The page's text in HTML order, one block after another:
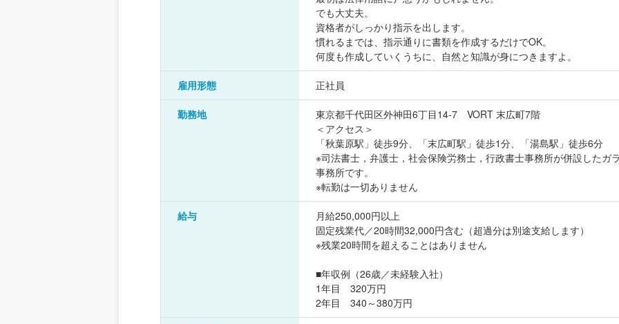
でも大丈夫。
資格者がしっかり指示を出します。
慣れるまでは、指示通りに書類を作成するだけでOK。
何度も作成していくうちに、自然と知識が身につきますよ。
雇用形態 正社員
勤務地
東京都千代田区外神田6丁目14-7 VORT 末広町7階
＜アクセス＞
「秋葉原駅」徒歩9分、「末広町駅」徒歩1分、「湯島駅」徒歩6分
※司法書士，弁護士，社会保険労務士，行政書士事務所が併設したガ
事務所です。
※転勤は一切ありません
給与
月給250,000円以上
固定残業代／20時間32,000円含む（超過分は別途支給します）
※残業20時間を超えることはありません
■年収例（26歳／未経験入社）
1年目 320万円
2年目 340～380万円